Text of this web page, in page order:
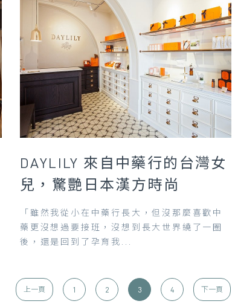
DAYLILY 來自中藥行的台灣女
兒，驚艷日本漢方時尚
「雖然我從小在中藥行長大，但沒那麼喜歡中
藥更沒想過要接班，沒想到長大世界繞了一圈
後，還是回到了孕育我...
上一頁 1 2 3 4 下一頁